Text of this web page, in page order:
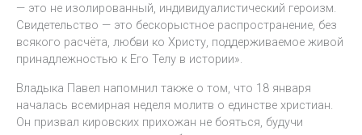
— это не изолированный, индивидуалистический героизм.
Свидетельство — это бескорыстное распространение, без
всякого расчёта, любви ко Христу, поддерживаемое живой
принадлежностью к Его Телу в истории».
Владыка Павел напомнил также о том, что 18 января
началась всемирная неделя молитв о единстве христиан.
Он призвал кировских прихожан не бояться, будучи